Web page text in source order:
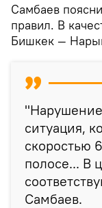
Самбаев
правил. В
Бишкек —
ситуация,
скоростью
полосе... В
Самбаев.